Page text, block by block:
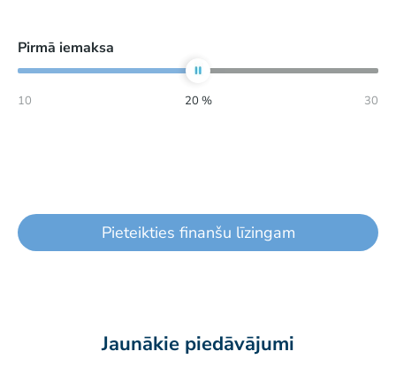
Pirmā iemaksa
10 20 % 30
Pieteikties finanšu līzingam
Jaunākie piedāvājumi